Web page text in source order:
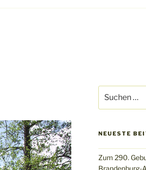
nach:
NEUESTE
Zum 290.
Brandenburg-